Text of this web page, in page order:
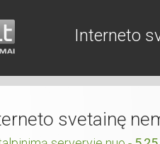
Interneto
svetainę